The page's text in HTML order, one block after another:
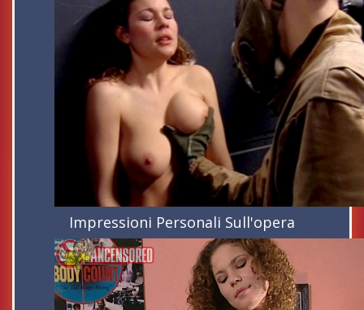
Impressioni Personali Sull'opera